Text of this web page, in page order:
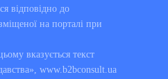
відповідно до
на порталі при
вказується текст
www.b2bconsult.ua